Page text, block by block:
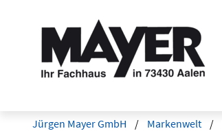
Jürgen Mayer GmbH Markenwelt